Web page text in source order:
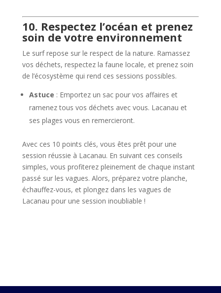
10. Respectez l’océan et prenez
soin de votre environnement
Le surf repose sur le respect de la nature. Ramassez
vos déchets, respectez la faune locale, et prenez soin
de l’écosystème qui rend ces sessions possibles.
Astuce : Emportez un sac pour vos affaires et
ramenez tous vos déchets avec vous. Lacanau et
ses plages vous en remercieront.
Avec ces 10 points clés, vous êtes prêt pour une
session réussie à Lacanau. En suivant ces conseils
simples, vous profiterez pleinement de chaque instant
passé sur les vagues. Alors, préparez votre planche,
échauffez-vous, et plongez dans les vagues de
Lacanau pour une session inoubliable !